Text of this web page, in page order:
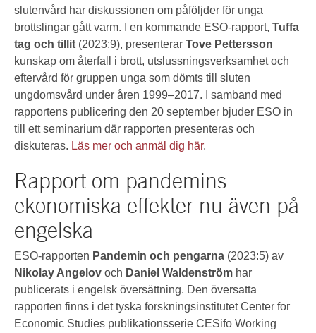
slutenvård har diskussionen om påföljder för unga
brottslingar gått varm. I en kommande ESO-rapport, Tuffa
tag och tillit (2023:9), presenterar Tove Pettersson
kunskap om återfall i brott, utslussningsverksamhet och
eftervård för gruppen unga som dömts till sluten
ungdomsvård under åren 1999–2017. I samband med
rapportens publicering den 20 september bjuder ESO in
till ett seminarium där rapporten presenteras och
diskuteras. Läs mer och anmäl dig här.
Rapport om pandemins
ekonomiska effekter nu även på
engelska
ESO-rapporten Pandemin och pengarna (2023:5) av
Nikolay Angelov och Daniel Waldenström har
publicerats i engelsk översättning. Den översatta
rapporten finns i det tyska forskningsinstitutet Center for
Economic Studies publikationsserie CESifo Working